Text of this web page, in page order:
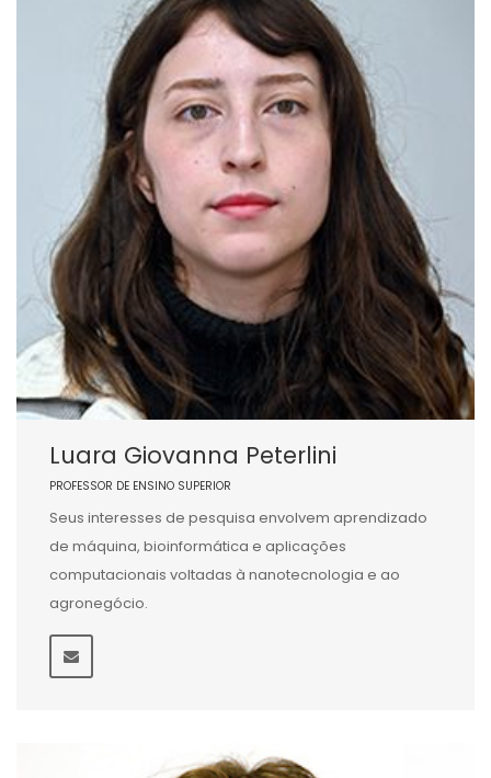
Luara Giovanna Peterlini
PROFESSOR DE ENSINO SUPERIOR
Seus interesses de pesquisa envolvem aprendizado
de máquina, bioinformática e aplicações
computacionais voltadas à nanotecnologia e ao
agronegócio.